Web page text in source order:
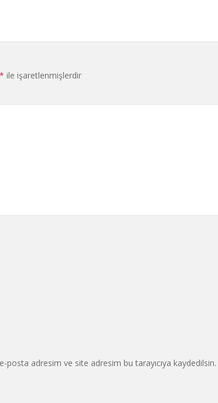
* ile işaretlenmişlerdir
posta adresim ve site adresim bu tarayıcıya kaydedilsin.